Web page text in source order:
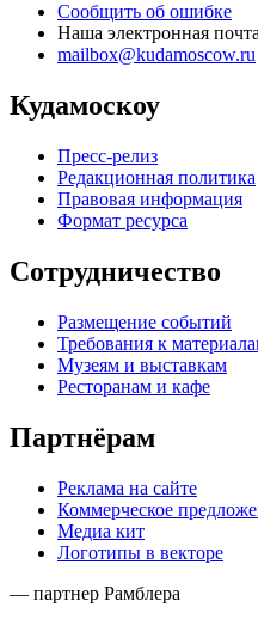
Сообщить об ошибке
Наша электронная
mailbox@kudamoscow.ru
Кудамоскоу
Пресс-релиз
Редакционная политика
Правовая информация
Формат ресурса
Сотрудничество
Размещение событий
Требования к
Музеям и выставкам
Ресторанам и кафе
Партнёрам
Реклама на сайте
Коммерческое
Медиа кит
Логотипы в векторе
— партнер Рамблера